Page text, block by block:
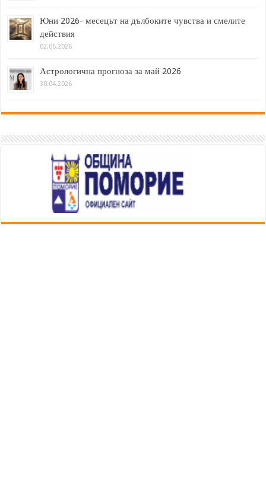
Юни 2026- месецът на дълбоките чувства и смелите
действия
02.06.2026
Астрологична прогноза за май 2026
30.04.2026